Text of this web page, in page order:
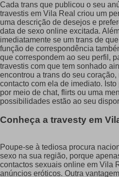
Cada trans que publicou o seu
travestis em Vila Real criou um
uma descrição de desejos e
data de sexo online excitada.
imediatamente se um trans de
função de correspondência
que correspondem ao seu perfil,
travestis com que tem sonhado
encontrou a trans do seu
contacto com ela de imediato.
por meio de chat, flirts ou uma
possibilidades estão ao seu
Conheça a travesty em
Poupe-se à tediosa procura
sexo na sua região, porque
contactos sexuais online em Vila
anúncios eróticos. Outra